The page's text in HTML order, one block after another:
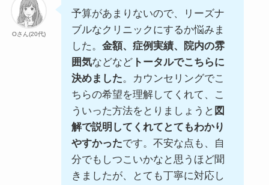
Oさん(20代)
予算があまりないので、リーズナ
ブルなクリニックにするか悩みま
した。 金額、症例実績、院内の雰
囲気などなどトータルでこちらに
決めました。カウンセリングでこ
ちらの希望を理解してくれて、こ
ういった方法をとりましょうと 図
解で説明してくれてとてもわかり
やすかったです。不安な点も、自
分でもしつこいかなと思うほど聞
きましたが、とても丁寧に対応し